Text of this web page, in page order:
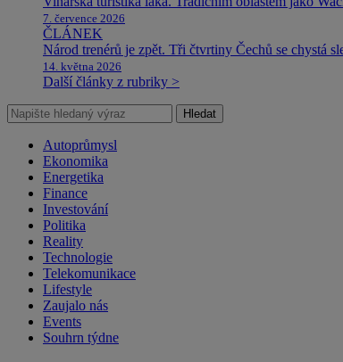
7. července 2026
ČLÁNEK
Národ trenérů je zpět. Tři čtvrtiny Čechů se chystá
14. května 2026
Další články z rubriky >
Hledat
Autoprůmysl
Ekonomika
Energetika
Finance
Investování
Politika
Reality
Technologie
Telekomunikace
Lifestyle
Zaujalo nás
Events
Souhrn týdne